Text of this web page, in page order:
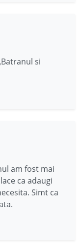
si
am fost mai
ca adaugi
Simt ca